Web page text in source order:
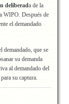
deliberada de la
WIPO. Después de
el demandado
demandado, que se
su demanda
al demandado del
su captura.